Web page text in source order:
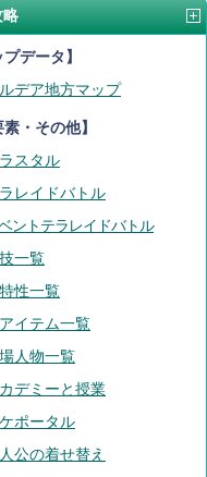
略
プデータ】
デア地方マップ
素・その他】
スタル
レイドバトル
ントテラレイドバトル
一覧
性一覧
イテム一覧
人物一覧
デミーと授業
ポータル
公の着せ替え